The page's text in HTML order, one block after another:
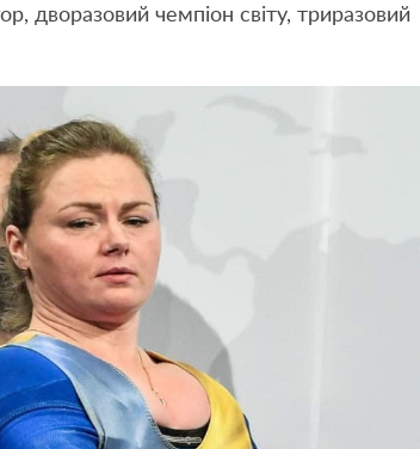
дворазовий чемпіон світу, триразовий